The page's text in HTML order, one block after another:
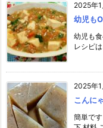
2025年1
幼児も
幼児も
レシピ
2025年1
こんに
簡単で